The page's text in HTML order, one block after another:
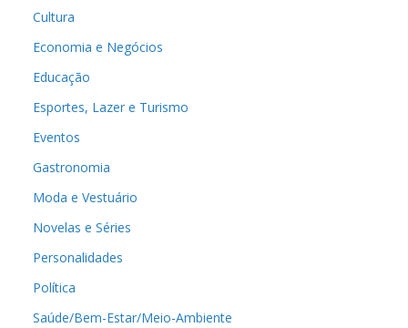
Cultura
Economia e Negócios
Educação
Esportes, Lazer e Turismo
Eventos
Gastronomia
Moda e Vestuário
Novelas e Séries
Personalidades
Política
Saúde/Bem-Estar/Meio-Ambiente